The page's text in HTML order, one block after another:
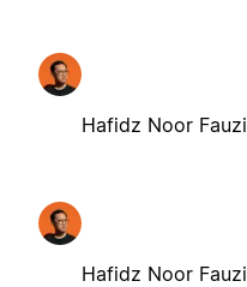
Hafidz Noor Fauzi
Hafidz Noor Fauzi